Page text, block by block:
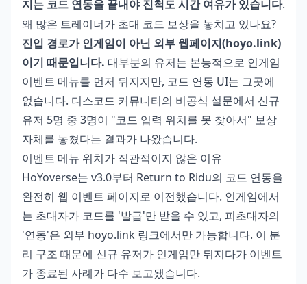
지는 코드 연동을 끝내야 진척도 시간 여유가 있습니다.
왜 많은 트레이너가 초대 코드 보상을 놓치고 있나요?
진입 경로가 인게임이 아닌 외부 웹페이지(hoyo.link)
이기 때문입니다. 대부분의 유저는 본능적으로 인게임
이벤트 메뉴를 먼저 뒤지지만, 코드 연동 UI는 그곳에
없습니다. 디스코드 커뮤니티의 비공식 설문에서 신규
유저 5명 중 3명이 "코드 입력 위치를 못 찾아서" 보상
자체를 놓쳤다는 결과가 나왔습니다.
이벤트 메뉴 위치가 직관적이지 않은 이유
HoYoverse는 v3.0부터 Return to Ridu의 코드 연동을
완전히 웹 이벤트 페이지로 이전했습니다. 인게임에서
는 초대자가 코드를 '발급'만 받을 수 있고, 피초대자의
'연동'은 외부 hoyo.link 링크에서만 가능합니다. 이 분
리 구조 때문에 신규 유저가 인게임만 뒤지다가 이벤트
가 종료된 사례가 다수 보고됐습니다.